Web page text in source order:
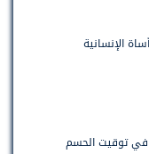
الإنسانية
في توقيت الحسم